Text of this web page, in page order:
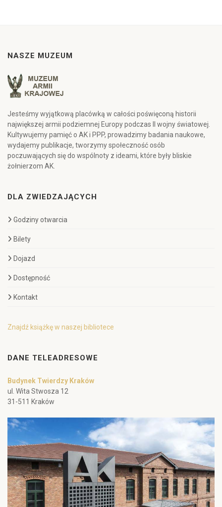
NASZE MUZEUM
Jesteśmy wyjątkową placówką w całości poświęconą historii
największej armii podziemnej Europy podczas II wojny światowej.
Kultywujemy pamięć o AK i PPP, prowadzimy badania naukowe,
wydajemy publikacje, tworzymy społeczność osób
poczuwających się do wspólnoty z ideami, które były bliskie
żołnierzom AK.
DLA ZWIEDZAJĄCYCH
Godziny otwarcia
Bilety
Dojazd
Dostępność
Kontakt
Znajdź książkę w naszej bibliotece
DANE TELEADRESOWE
Budynek Twierdzy Kraków
ul. Wita Stwosza 12
31-511 Kraków